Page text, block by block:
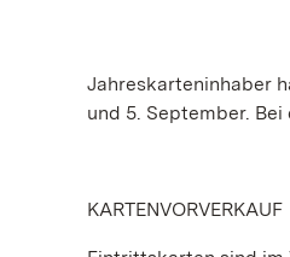
Jahreskarteninhaber
und 5. September.
KARTENVORVERKAUF